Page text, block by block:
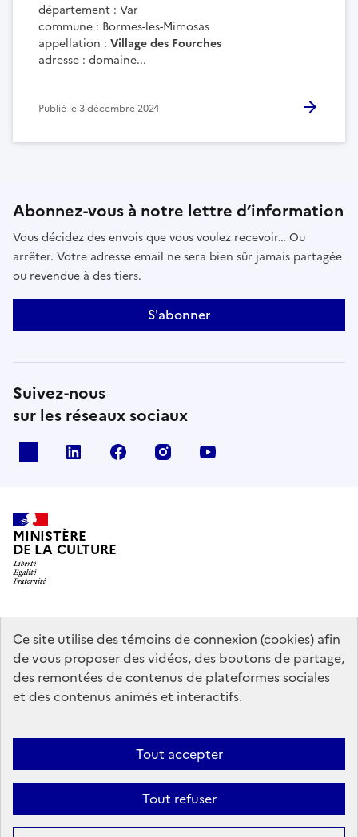
Ce site utilise des témoins de connexion (cookies) afin
de vous proposer des vidéos, des boutons de partage,
des remontées de contenus de plateformes sociales
et des contenus animés et interactifs.
Tout accepter
Tout refuser
département : Var
commune : Bormes-les-Mimosas
appellation : Village des Fourches
adresse : domaine...
Publié le3 décembre 2024
Abonnez-vous à notre lettre d’information
Vous décidez des envois que vous voulez recevoir… Ou
arrêter. Votre adresse email ne sera bien sûr jamais partagée
ou revendue à des tiers.
S'abonner
Suivez-nous
sur les réseaux sociaux
linkedin facebook instagram
MINISTÈRE
DE LA CULTURE
data.gouv.fr legifrance.gouv.fr
info.gouv.fr
service-public.gouv.fr
Mentions légales Accessibilité : partiellement conforme
Politique
d’utilisation des témoins de connexion (cookies)
Plan du site